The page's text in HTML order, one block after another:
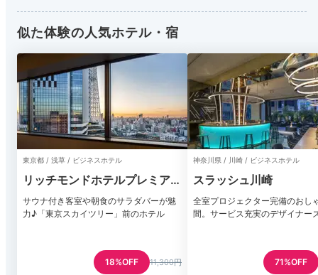
似た体験の人気ホテル・宿
東京都 / 浅草 / ビジネスホテル
リッチモンドホテルプレミア東
京スコーレ
サウナ付き客室や朝食のサラダバーが魅
力♪「東京スカイツリー」前のホテル
18%OFF 11,300円
神奈川県 / 川崎 / ビジネスホテル
スラッシュ川崎
全室プロジェクター完備のおし
間。サービス充実のデザイナー
71%OFF